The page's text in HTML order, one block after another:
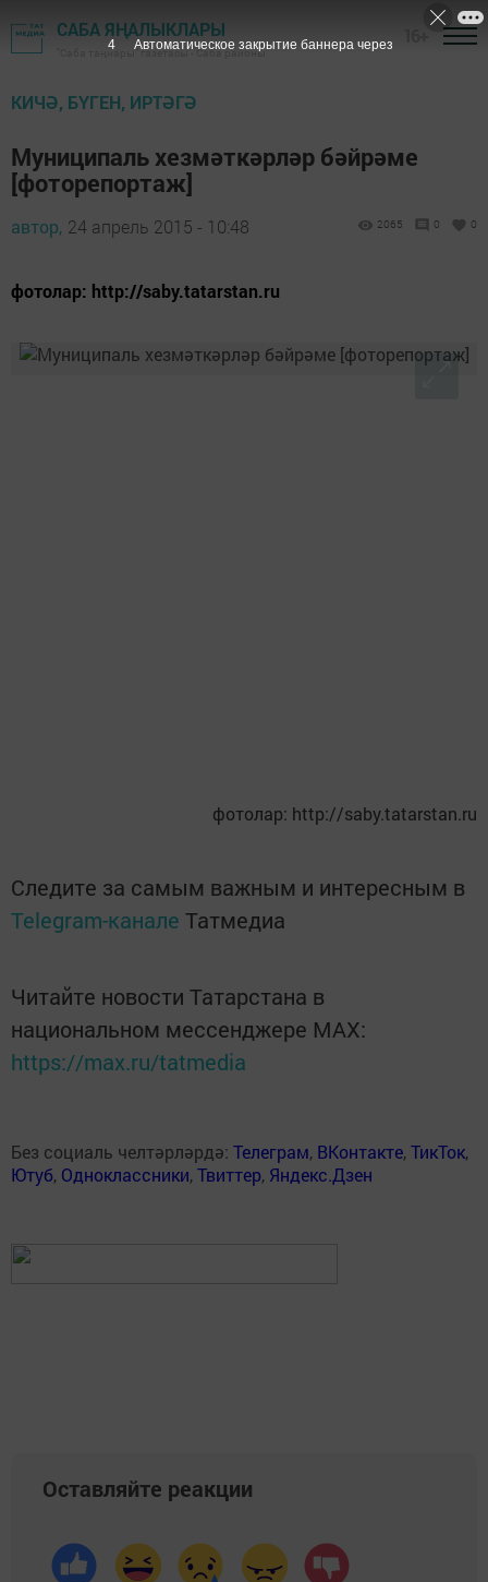
САБА ЯҢАЛЫКЛАРЫ
"Саба таңнары" газетасы - Саба районы
КИЧӘ, БҮГЕН, ИРТӘГӘ
Муниципаль хезмәткәрләр бәйрәме
[фоторепортаж]
автор, 24 апрель 2015 - 10:48 2065 0 0
фотолар: http://saby.tatarstan.ru
фотолар: http://saby.tatarstan.ru
Следите за самым важным и интересным в
Telegram-канале Татмедиа
Читайте новости Татарстана в
национальном мессенджере MАХ:
https://max.ru/tatmedia
Без социаль челтәрләрдә: Телеграм, ВКонтакте,ТикТок,
Ютуб, Одноклассники,Твиттер, Яндекс.Дзен
Оставляйте реакции
3 Автоматическое закрытие баннера через